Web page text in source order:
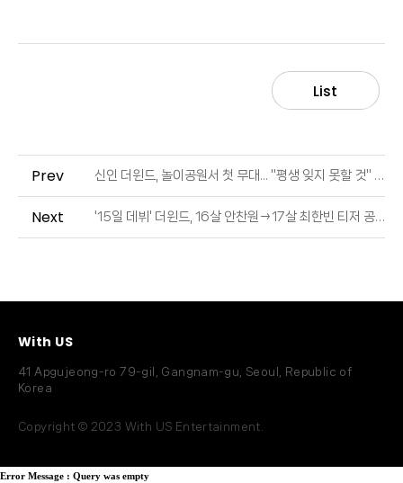
List
Prev 신인 더윈드, 놀이공원서 첫 무대... "평생 잊지 못할 것" (출처 : 이데일리 | 네이버 TV연예)
Next '15일 데뷔' 더윈드, 16살 안찬원→17살 최한빈 티저 공개 (출처 : OSEN | 네이버 TV연예)
With US
41 Apgujeong-ro 79-gil, Gangnam-gu, Seoul, Republic of
Korea
Copyright © 2023 With US Entertainment.
Error Message : Query was empty